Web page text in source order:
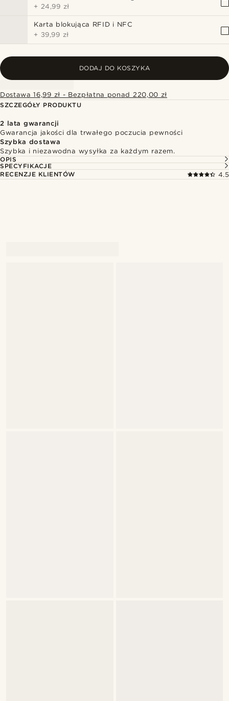
+ 24,99 zł
Karta blokująca RFID i NFC
+ 39,99 zł
DODAJ DO KOSZYKA
Dostawa 16,99 zł - Bezpłatna ponad 220,00 zł
SZCZEGÓŁY PRODUKTU
2 lata gwarancji
Gwarancja jakości dla trwałego poczucia pewności
Szybka dostawa
Szybka i niezawodna wysyłka za każdym razem.
OPIS
SPECYFIKACJE
RECENZJE KLIENTÓW
4.5